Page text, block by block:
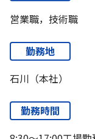
営業職，技術職
勤務地
石川（本社）
勤務時間